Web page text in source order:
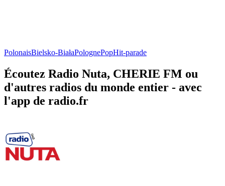
PolonaisBielsko-BiałaPolognePopHit-parade
Écoutez Radio Nuta, CHERIE FM ou
d'autres radios du monde entier - avec
l'app de radio.fr